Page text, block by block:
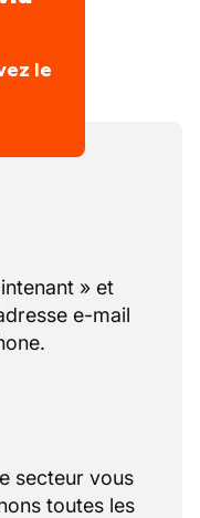
le traitement des
un contact
commerciaux
autres
le
» et
e-mail
secteur vous
toutes les